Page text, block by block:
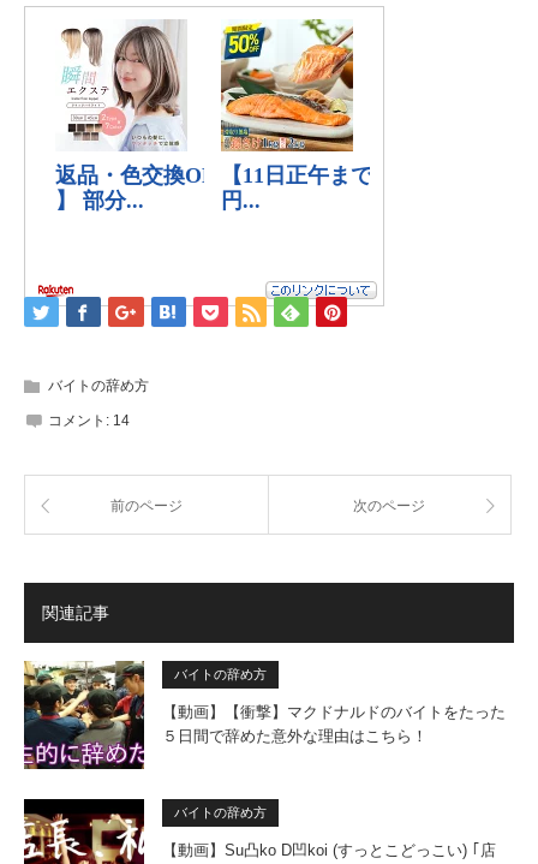
バイトの辞め方
コメント: 14
前のページ 次のページ
関連記事
バイトの辞め方
【動画】【衝撃】マクドナルドのバイトをたった
５日間で辞めた意外な理由はこちら！
バイトの辞め方
【動画】Su凸ko D凹koi (すっとこどっこい) ｢店